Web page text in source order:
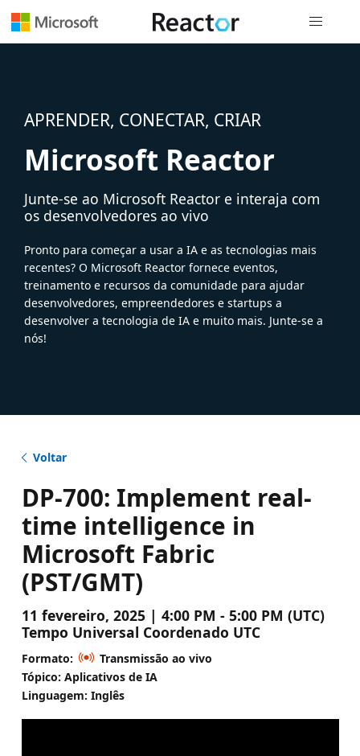
APRENDER, CONECTAR, CRIAR
Microsoft Reactor
Junte-se ao Microsoft Reactor e interaja com
os desenvolvedores ao vivo
Pronto para começar a usar a IA e as tecnologias mais
recentes? O Microsoft Reactor fornece eventos,
treinamento e recursos da comunidade para ajudar
desenvolvedores, empreendedores e startups a
desenvolver a tecnologia de IA e muito mais. Junte-se a
nós!
Voltar
DP-700: Implement real-
time intelligence in
Microsoft Fabric
(PST/GMT)
11 fevereiro, 2025 | 4:00 PM - 5:00 PM (UTC)
Tempo Universal Coordenado UTC
Formato:
Transmissão ao vivo
Tópico: Aplicativos de IA
Linguagem: Inglês